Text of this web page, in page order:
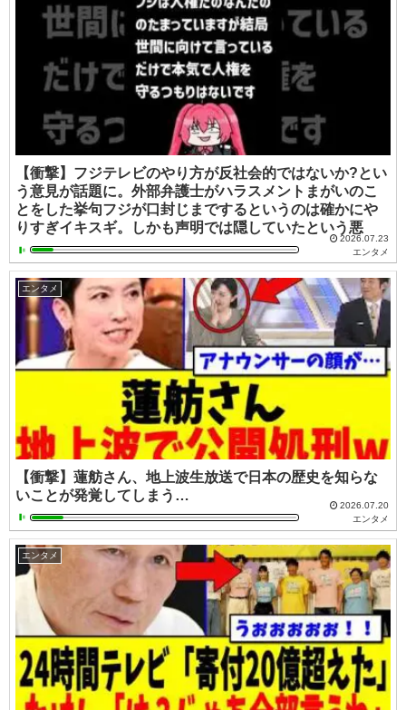
【衝撃】フジテレビのやり方が反社会的ではないか?とい
う意見が話題に。外部弁護士がハラスメントまがいのこ
とをした挙句フジが口封じまでするというのは確かにや
りすぎイキスギ。しかも声明では隠していたという悪
2026.07.23
エンタメ
エンタメ
【衝撃】蓮舫さん、地上波生放送で日本の歴史を知らな
いことが発覚してしまう…
2026.07.20
エンタメ
エンタメ